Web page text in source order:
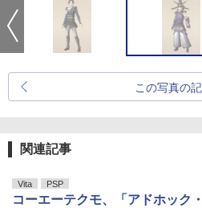
この写真の
関連記事
Vita PSP
コーエーテクモ、「アドホック